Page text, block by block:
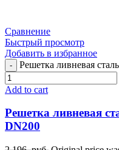
Сравнение
Быстрый просмотр
Добавить в избранное
Решетка ливневая
Add to cart
Решетка ливневая
DN200